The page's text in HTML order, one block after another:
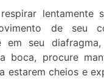
lentamente
de seu
em seu
boca, procure
estarem cheios e